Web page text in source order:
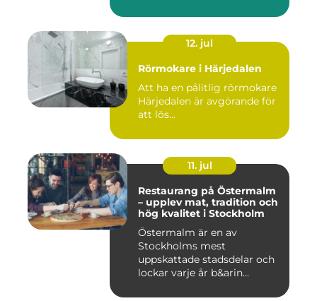
12. jul
Rörmokare i Härjedalen
Att ha en pålitlig rörmokare
Härjedalen är avgörande för
att lös...
11. jul
Restaurang på Östermalm
– upplev mat, tradition och
hög kvalitet i Stockholm
Östermalm är en av
Stockholms mest
uppskattade stadsdelar och
lockar varje år b&arin...